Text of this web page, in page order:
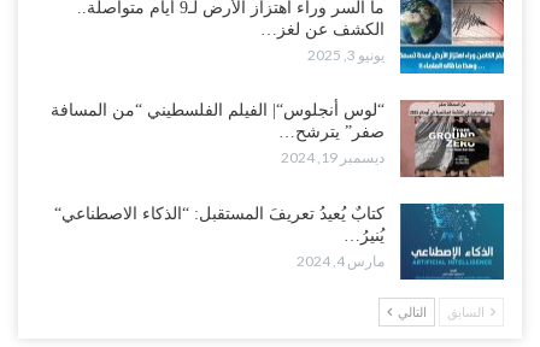
ما السر وراء اهتزاز الأرض لـ9 أيام متواصلة..
الكشف عن لغز…
يونيو 3, 2025
“لوس أنجلوس“| الفيلم الفلسطيني “من المسافة
صفر” يترشح…
ديسمبر 19, 2024
كتابٌ يُعيدُ تعريفَ المستقبل: “الذكاء الاصطناعي“
يُنيرُ…
مارس 4, 2024
السابق التالي